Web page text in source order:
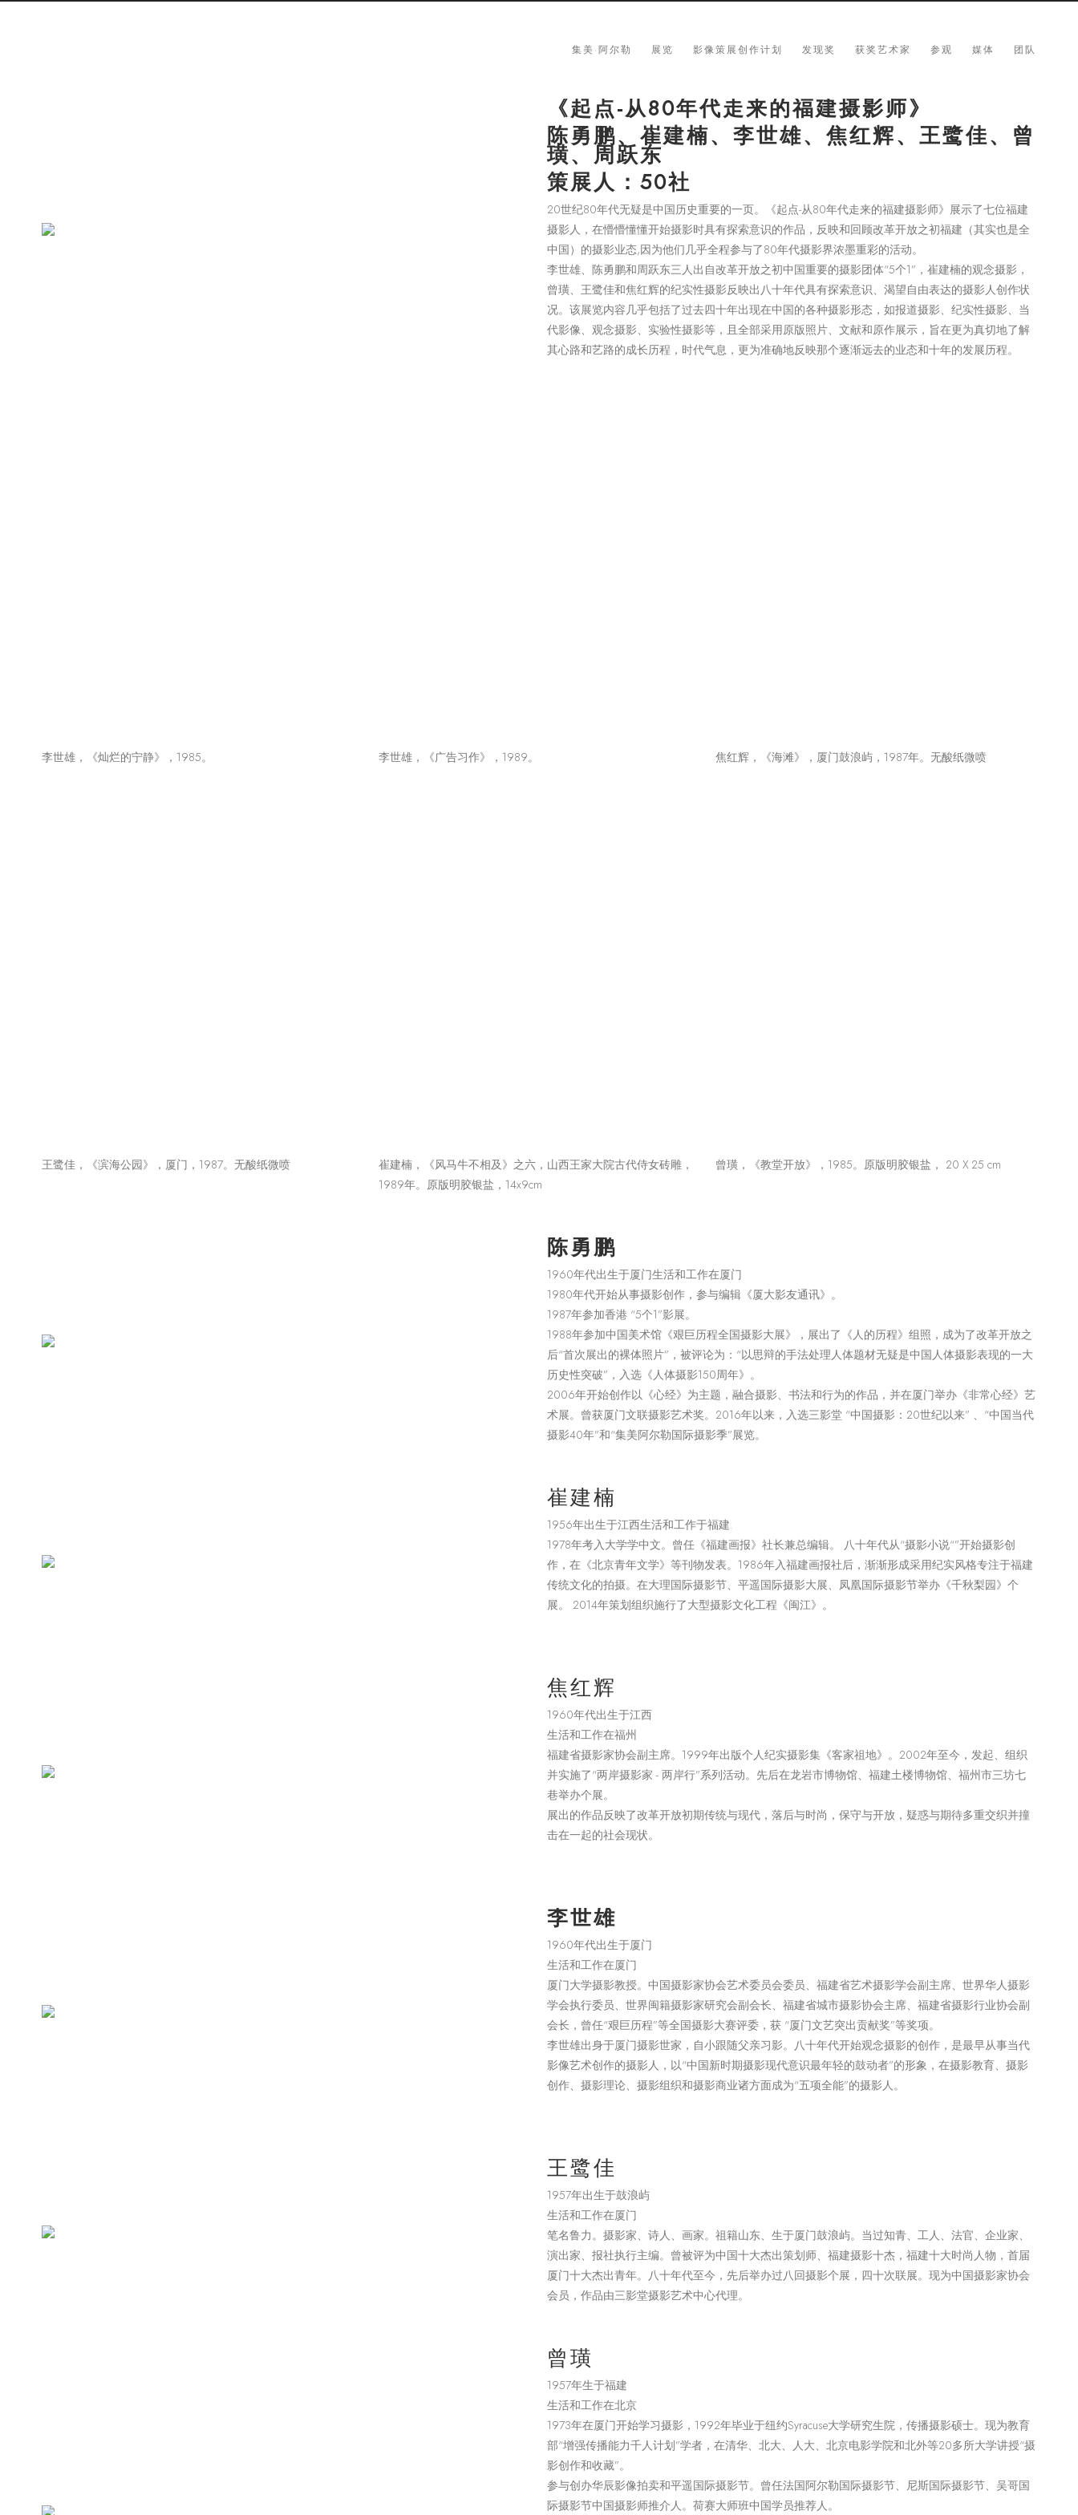
集美·阿尔勒 展览 影像策展创作计划 发现奖 获奖艺术家 参观 媒体 团队
《起点-从80年代走来的福建摄影师》
陈勇鹏、崔建楠、李世雄、焦红辉、王鹭佳、曾
璜、周跃东
策展人：50社
20世纪80年代无疑是中国历史重要的一页。《起点-从80年代走来的福建摄影师》展示了七位福建
摄影人，在懵懵懂懂开始摄影时具有探索意识的作品，反映和回顾改革开放之初福建（其实也是全
中国）的摄影业态,因为他们几乎全程参与了80年代摄影界浓墨重彩的活动。
李世雄、陈勇鹏和周跃东三人出自改革开放之初中国重要的摄影团体“5个1”，崔建楠的观念摄影，
曾璜、王鹭佳和焦红辉的纪实性摄影反映出八十年代具有探索意识、渴望自由表达的摄影人创作状
况。该展览内容几乎包括了过去四十年出现在中国的各种摄影形态，如报道摄影、纪实性摄影、当
代影像、观念摄影、实验性摄影等，且全部采用原版照片、文献和原作展示，旨在更为真切地了解
其心路和艺路的成长历程，时代气息，更为准确地反映那个逐渐远去的业态和十年的发展历程。
李世雄，《灿烂的宁静》，1985。 李世雄，《广告习作》，1989。 焦红辉，《海滩》，厦门鼓浪屿，1987年。无酸纸微喷
王鹭佳，《滨海公园》，厦门，1987。无酸纸微喷
崔建楠，《风马牛不相及》之六，山西王家大院古代侍女砖雕，
1989年。原版明胶银盐，14x9cm
曾璜，《教堂开放》， 1985。原版明胶银盐， 20 X 25 cm
陈勇鹏
1960年代出生于厦门生活和工作在厦门
1980年代开始从事摄影创作，参与编辑《厦大影友通讯》。
1987年参加香港 “5个1”影展。
1988年参加中国美术馆《艰巨历程全国摄影大展》，展出了《人的历程》组照，成为了改革开放之
后“首次展出的裸体照片”，被评论为：“以思辩的手法处理人体题材无疑是中国人体摄影表现的一大
历史性突破”，入选《人体摄影150周年》。
2006年开始创作以《心经》为主题，融合摄影、书法和行为的作品，并在厦门举办《非常心经》艺
术展。曾获厦门文联摄影艺术奖。2016年以来，入选三影堂 “中国摄影：20世纪以来” 、“中国当代
摄影40年”和“集美阿尔勒国际摄影季”展览。
崔建楠
1956年出生于江西生活和工作于福建.
1978年考入大学学中文。曾任《福建画报》社长兼总编辑。 八十年代从“摄影小说“”开始摄影创
作，在《北京青年文学》等刊物发表。1986年入福建画报社后，渐渐形成采用纪实风格专注于福建
传统文化的拍摄。在大理国际摄影节、平遥国际摄影大展、凤凰国际摄影节举办《千秋梨园》个
展。 2014年策划组织施行了大型摄影文化工程《闽江》。
焦红辉
1960年代出生于江西
生活和工作在福州
福建省摄影家协会副主席。1999年出版个人纪实摄影集《客家祖地》。2002年至今，发起、组织
并实施了“两岸摄影家 - 两岸行”系列活动。先后在龙岩市博物馆、福建土楼博物馆、福州市三坊七
巷举办个展。
展出的作品反映了改革开放初期传统与现代，落后与时尚，保守与开放，疑惑与期待多重交织并撞
击在一起的社会现状。
李世雄
1960年代出生于厦门
生活和工作在厦门
厦门大学摄影教授。中国摄影家协会艺术委员会委员、福建省艺术摄影学会副主席、世界华人摄影
学会执行委员、世界闽籍摄影家研究会副会长、福建省城市摄影协会主席、福建省摄影行业协会副
会长，曾任“艰巨历程”等全国摄影大赛评委，获 “厦门文艺突出贡献奖”等奖项。
李世雄出身于厦门摄影世家，自小跟随父亲习影。八十年代开始观念摄影的创作，是最早从事当代
影像艺术创作的摄影人，以“中国新时期摄影现代意识最年轻的鼓动者”的形象，在摄影教育、摄影
创作、摄影理论、摄影组织和摄影商业诸方面成为“五项全能”的摄影人。
王鹭佳
1957年出生于鼓浪屿
生活和工作在厦门
笔名鲁力。摄影家、诗人、画家。祖籍山东、生于厦门鼓浪屿。当过知青、工人、法官、企业家、
演出家、报社执行主编。曾被评为中国十大杰出策划师、福建摄影十杰，福建十大时尚人物，首届
厦门十大杰出青年。八十年代至今，先后举办过八回摄影个展，四十次联展。现为中国摄影家协会
会员，作品由三影堂摄影艺术中心代理。
曾璜
1957年生于福建
生活和工作在北京
1973年在厦门开始学习摄影，1992年毕业于纽约Syracuse大学研究生院，传播摄影硕士。现为教育
部“增强传播能力千人计划”学者，在清华、北大、人大、北京电影学院和北外等20多所大学讲授“摄
影创作和收藏”。
参与创办华辰影像拍卖和平遥国际摄影节。曾任法国阿尔勒国际摄影节、尼斯国际摄影节、吴哥国
际摄影节中国摄影师推介人。荷赛大师班中国学员推荐人。